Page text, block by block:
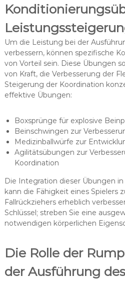
Um die Leistung bei der
verbessern, können spezifische
von Vorteil sein. Diese Übungen
von Kraft, die Verbesserung der
Steigerung der Koordination
effektive Übungen:
Boxsprünge für explosive
Beinschwingen zur
Medizinballwürfe zur
Agilitätsübungen zur
Koordination
Die Integration dieser Übungen
kann die Fähigkeit eines Spielers
Fallrückziehers erheblich
Schlüssel; streben Sie eine
notwendigen körperlichen
Die Rolle der
der Ausführung